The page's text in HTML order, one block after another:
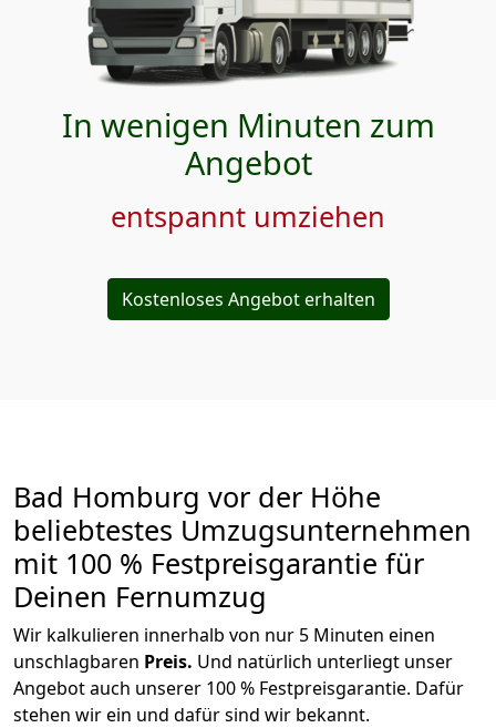
In wenigen Minuten zum
Angebot
entspannt umziehen
Kostenloses Angebot erhalten
Bad Homburg vor der Höhe
beliebtestes Umzugsunternehmen
mit 100 % Festpreisgarantie für
Deinen Fernumzug
Wir kalkulieren innerhalb von nur 5 Minuten einen
unschlagbaren Preis. Und natürlich unterliegt unser
Angebot auch unserer 100 % Festpreisgarantie. Dafür
stehen wir ein und dafür sind wir bekannt.